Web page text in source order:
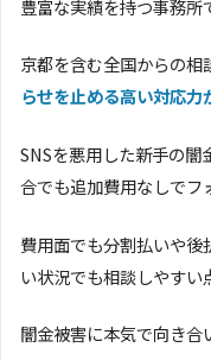
豊富な実績を持つ事務所
京都を含む全国からの相
らせを止める高い対応力
SNSを悪用した新手の闇
合でも追加費用なしでフ
費用面でも分割払いや後
い状況でも相談しやすい
闇金被害に本気で向き合